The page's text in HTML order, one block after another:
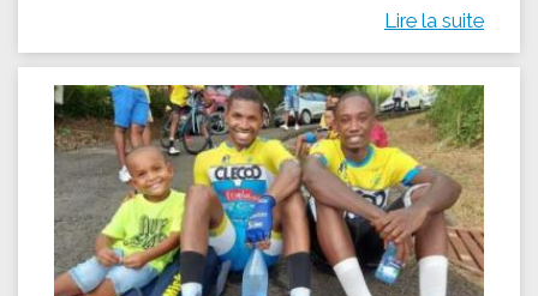
Lire la suite